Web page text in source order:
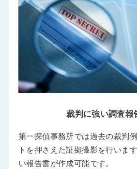
裁判に強い調査報
第一探偵事務所では過去の裁判
トを押さえた証拠撮影を行いま
い報告書が作成可能です。